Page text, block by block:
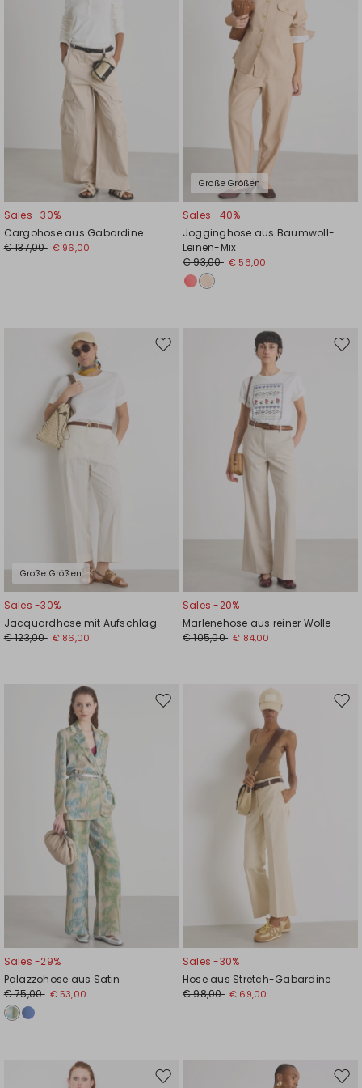
Sales -30%
Cargohose aus Gabardine
€ 137,00 € 96,00
Große Größen
Sales -40%
Jogginghose aus Baumwoll-
Leinen-Mix
€ 93,00 € 56,00
Große Größen
Auf
Sales -30%
Jacquardhose mit Aufschlag
€ 123,00 € 86,00
Auf
Sales -20%
Marlenehose aus reiner Wolle
€ 105,00 € 84,00
Auf
Sales -29%
Palazzohose aus Satin
€ 75,00 € 53,00
Auf
Sales -30%
Hose aus Stretch-Gabardine
€ 98,00 € 69,00
Auf
Auf